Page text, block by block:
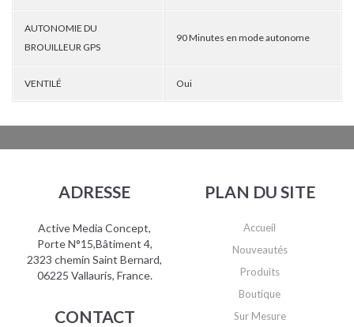
AUTONOMIE DU
BROUILLEUR GPS
90 Minutes en mode autonome
VENTILÉ Oui
ADRESSE
Active Media Concept,
Porte N°15,Bâtiment 4,
2323 chemin Saint Bernard,
06225 Vallauris, France.
CONTACT
PLAN DU SITE
Accueil
Nouveautés
Produits
Boutique
Sur Mesure